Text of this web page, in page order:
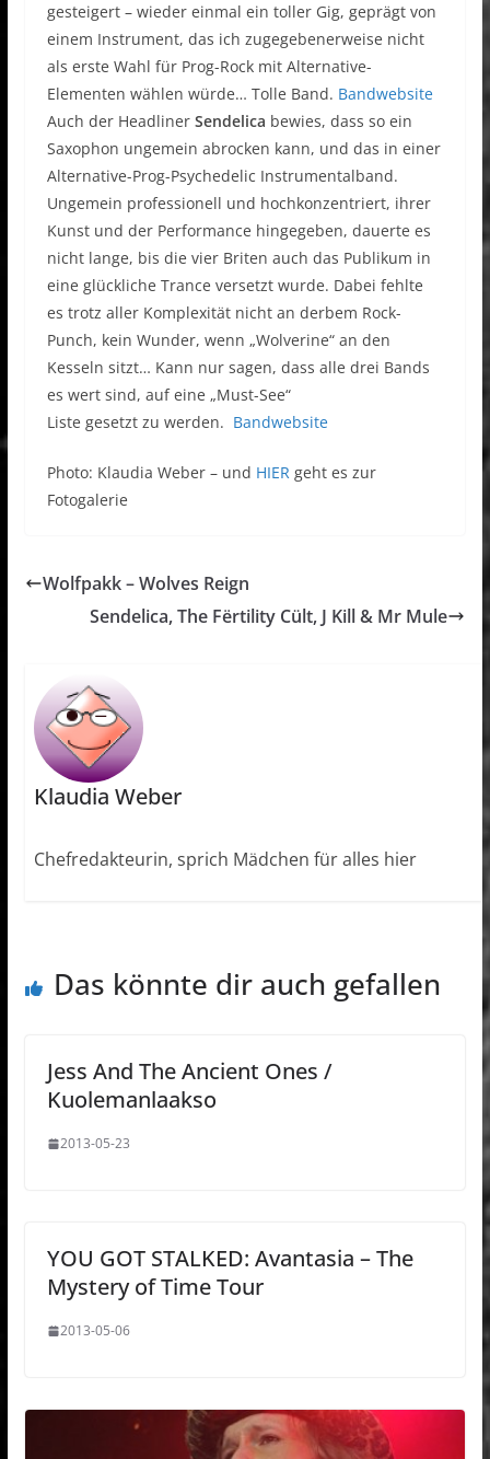
gesteigert – wieder einmal ein toller Gig, geprägt von
einem Instrument, das ich zugegebenerweise nicht
als erste Wahl für Prog-Rock mit Alternative-
Elementen wählen würde… Tolle Band. Bandwebsite
Auch der Headliner Sendelica bewies, dass so ein
Saxophon ungemein abrocken kann, und das in einer
Alternative-Prog-Psychedelic Instrumentalband.
Ungemein professionell und hochkonzentriert, ihrer
Kunst und der Performance hingegeben, dauerte es
nicht lange, bis die vier Briten auch das Publikum in
eine glückliche Trance versetzt wurde. Dabei fehlte
es trotz aller Komplexität nicht an derbem Rock-
Punch, kein Wunder, wenn „Wolverine“ an den
Kesseln sitzt… Kann nur sagen, dass alle drei Bands
es wert sind, auf eine „Must-See“
Liste gesetzt zu werden. Bandwebsite
Photo: Klaudia Weber – und HIERgeht es zur
Fotogalerie
Wolfpakk – Wolves Reign
Sendelica, The Fërtility Cült, J Kill & Mr Mule
Klaudia Weber
Chefredakteurin, sprich Mädchen für alles hier
Das könnte dir auch gefallen
Jess And The Ancient Ones /
Kuolemanlaakso
2013-05-23
YOU GOT STALKED: Avantasia – The
Mystery of Time Tour
2013-05-06